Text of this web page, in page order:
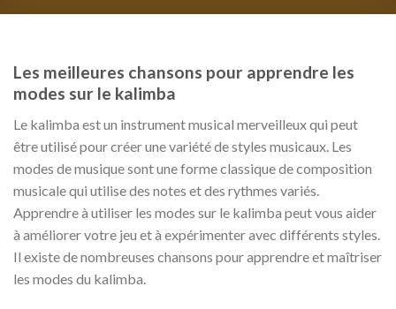
Les meilleures chansons pour apprendre les
modes sur le kalimba
Le kalimba est un instrument musical merveilleux qui peut
être utilisé pour créer une variété de styles musicaux. Les
modes de musique sont une forme classique de composition
musicale qui utilise des notes et des rythmes variés.
Apprendre à utiliser les modes sur le kalimba peut vous aider
à améliorer votre jeu et à expérimenter avec différents styles.
Il existe de nombreuses chansons pour apprendre et maîtriser
les modes du kalimba.